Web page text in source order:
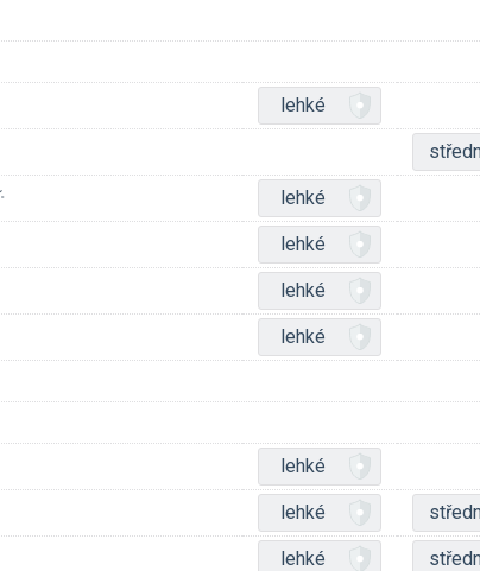
lehké
lehké
lehké
lehké
lehké
lehké
lehké
lehké